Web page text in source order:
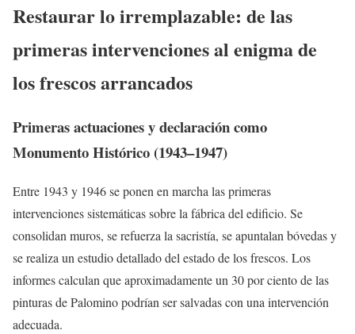
Restaurar lo irremplazable: de las
primeras intervenciones al enigma de
los frescos arrancados
Primeras actuaciones y declaración como
Monumento Histórico (1943–1947)
Entre 1943 y 1946 se ponen en marcha las primeras
intervenciones sistemáticas sobre la fábrica del edificio. Se
consolidan muros, se refuerza la sacristía, se apuntalan bóvedas y
se realiza un estudio detallado del estado de los frescos. Los
informes calculan que aproximadamente un 30 por ciento de las
pinturas de Palomino podrían ser salvadas con una intervención
adecuada.